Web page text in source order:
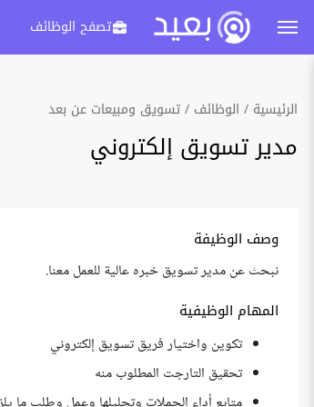
تصفح الوظائف
الرئيسية الوظائف تسويق ومبيعات عن بعد
مدير تسويق إلكتروني
وصف الوظيفة
نبحث عن مدير تسويق خبره عالية للعمل معنا.
المهام الوظيفية
تكوين واختيار فريق تسويق إلكتروني
تحقيق التارجت المطلوب منه